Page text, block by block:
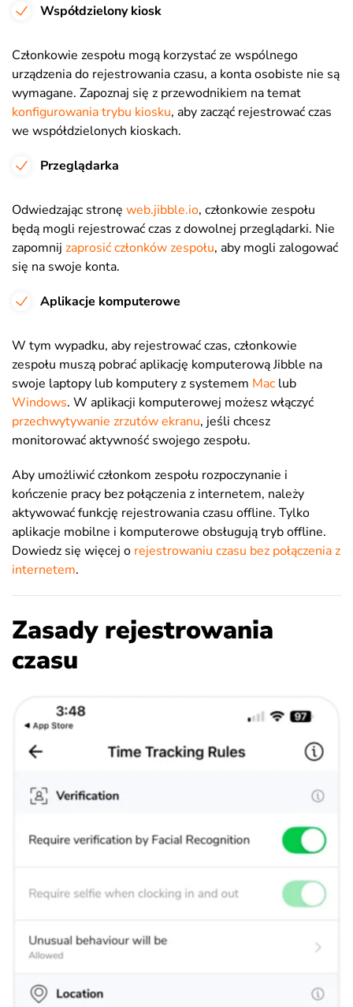
Współdzielony kiosk
Członkowie zespołu mogą korzystać ze wspólnego
urządzenia do rejestrowania czasu, a konta osobiste nie są
wymagane. Zapoznaj się z przewodnikiem na temat
konfigurowania trybu kiosku, aby zacząć rejestrować czas
we współdzielonych kioskach.
Przeglądarka
Odwiedzając stronę web.jibble.io, członkowie zespołu
będą mogli rejestrować czas z dowolnej przeglądarki. Nie
zapomnij zaprosić członków zespołu, aby mogli zalogować
się na swoje konta.
Aplikacje komputerowe
W tym wypadku, aby rejestrować czas, członkowie
zespołu muszą pobrać aplikację komputerową Jibble na
swoje laptopy lub komputery z systemem Mac lub
Windows. W aplikacji komputerowej możesz włączyć
przechwytywanie zrzutów ekranu, jeśli chcesz
monitorować aktywność swojego zespołu.
Aby umożliwić członkom zespołu rozpoczynanie i
kończenie pracy bez połączenia z internetem, należy
aktywować funkcję rejestrowania czasu offline. Tylko
aplikacje mobilne i komputerowe obsługują tryb offline.
Dowiedz się więcej o rejestrowaniu czasu bez połączenia z
internetem.
Zasady rejestrowania
czasu